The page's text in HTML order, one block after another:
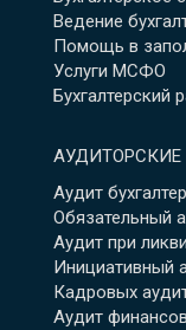
Ведение
Помощь в
Услуги МСФО
Бухгалтерский
АУДИТОРСКИЕ
Аудит
Обязательный
Аудит при
Инициативный
Кадровых
Аудит